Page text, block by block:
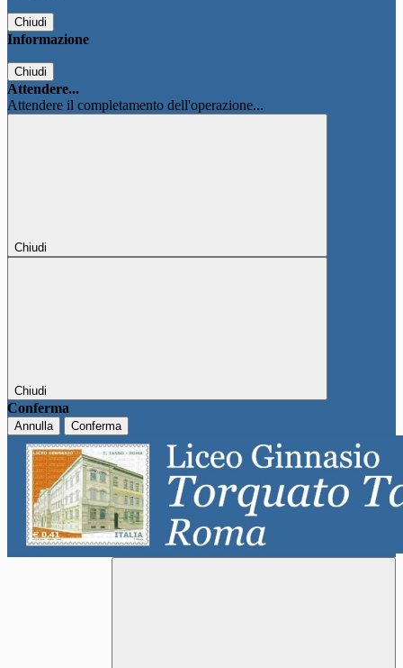
Chiudi
Informazione
Chiudi
Attendere...
Attendere il completamento dell'operazione...
Chiudi
Chiudi
Conferma
Annulla Conferma